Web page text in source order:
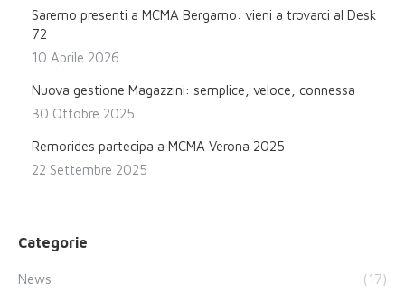
Saremo presenti a MCMA Bergamo: vieni a trovarci al Desk
72
10 Aprile 2026
Nuova gestione Magazzini: semplice, veloce, connessa
30 Ottobre 2025
Remorides partecipa a MCMA Verona 2025
22 Settembre 2025
Categorie
News (17)